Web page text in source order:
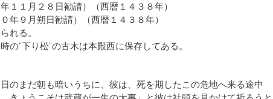
１月２８日勧請）（西暦１４３８年）
９月朔日勧請）（西暦１４３８年）
れる。
”下り松”の古木は本殿西に保存してある。
のまだ朝も暗いうちに、彼は、死を期したこの危地へ来る途中